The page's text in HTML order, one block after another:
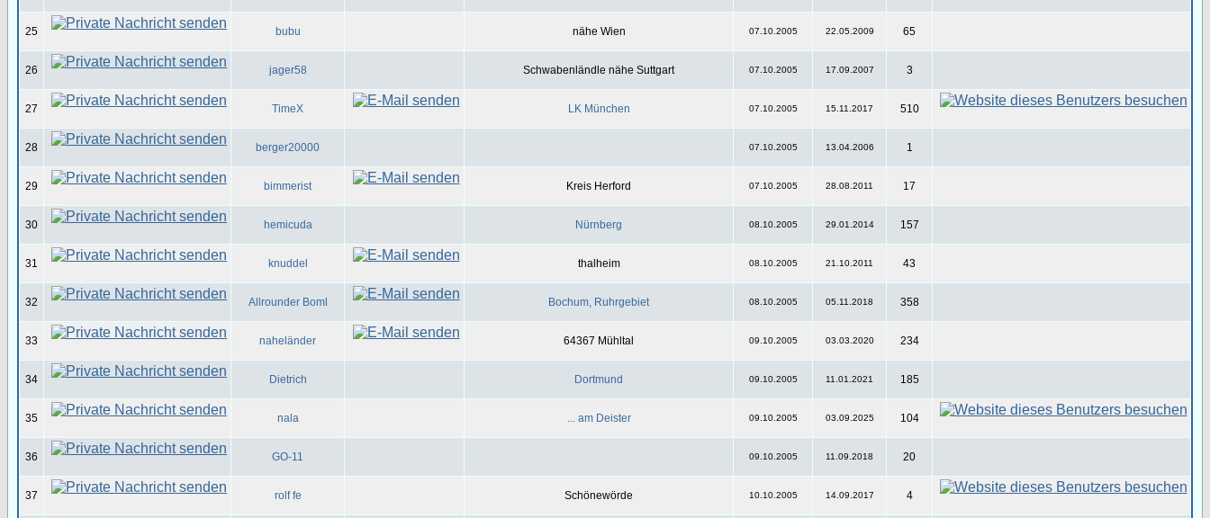
25 bubu nähe Wien 07.10.2005 22.05.2009 65
26 jager58 Schwabenländle nähe Suttgart 07.10.2005 17.09.2007 3
27 TimeX LK München 07.10.2005 15.11.2017 510
28 berger20000 07.10.2005 13.04.2006 1
29 bimmerist Kreis Herford 07.10.2005 28.08.2011 17
30 hemicuda Nürnberg 08.10.2005 29.01.2014 157
31 knuddel thalheim 08.10.2005 21.10.2011 43
32 Allrounder Boml Bochum, Ruhrgebiet 08.10.2005 05.11.2018 358
33 naheländer 64367 Mühltal 09.10.2005 03.03.2020 234
34 Dietrich Dortmund 09.10.2005 11.01.2021 185
35 nala ... am Deister 09.10.2005 03.09.2025 104
36 GO-11 09.10.2005 11.09.2018 20
37 rolf fe Schönewörde 10.10.2005 14.09.2017 4